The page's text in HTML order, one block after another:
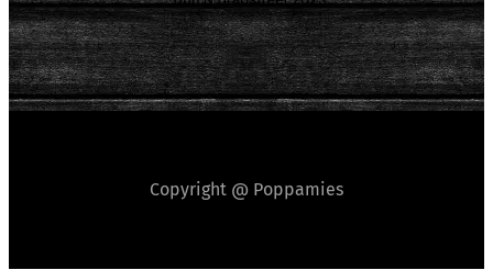
Copyright @ Poppamies